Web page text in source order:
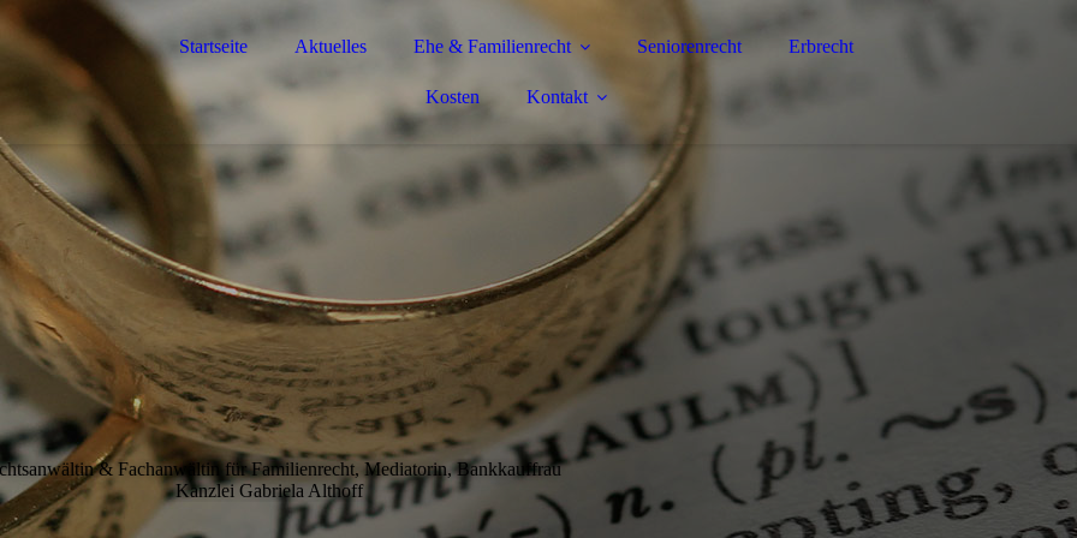
Startseite Aktuelles Ehe & Familienrecht Seniorenrecht Erbrecht
Kosten Kontakt
& Fachanwältin für Familienrecht, Mediatorin, Bankkauffrau
Kanzlei Gabriela Althoff